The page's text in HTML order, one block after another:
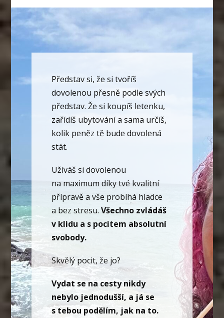
Představ si, že si tvoříš
dovolenou přesně podle svých
představ. Že si koupíš letenku,
zařídíš ubytování a sama určíš,
kolik peněz tě bude dovolená
stát.
Užíváš si dovolenou
na maximum díky tvé kvalitní
přípravě a vše probíhá hladce
a bez stresu. Všechno zvládáš
v klidu a s pocitem absolutní
svobody.
Skvělý pocit, že jo?
Vydat se na cesty nikdy
nebylo jednodušší, a já se
s tebou podělím, jak na to.